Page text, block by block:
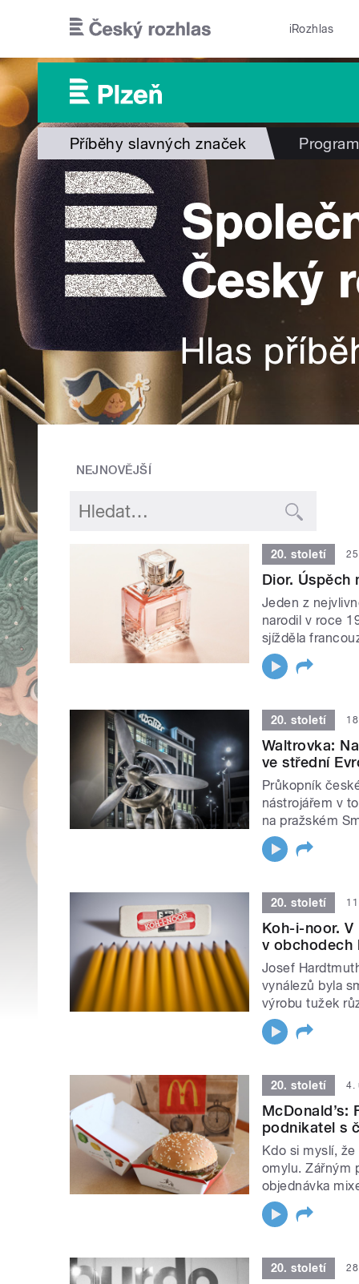
iRozhlas
Příběhy slavných značek Program
NEJNOVĚJŠÍ
20. století
Dior. Úspěch
Jeden z
narodil v roce
sjížděla
20. století
Waltrovka:
ve střední
Průkopník
nástrojářem v
na pražském
20. století
Koh-i-noor.
v obchodech
Josef
vynálezů byla
výrobu tužek
20. století 4.
McDonald’s:
podnikatel s
Kdo si myslí,
omylu. Zářným
objednávka
20. století